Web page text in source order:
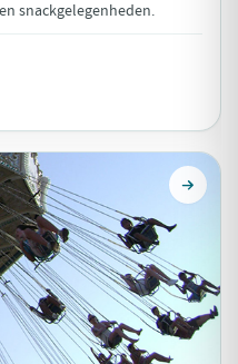
snackgelegenheden.